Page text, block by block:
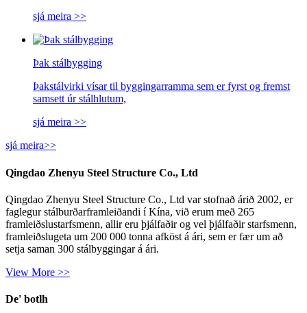
sjá meira >>
Þak stálbygging
Þakstálvirki vísar til byggingarramma sem er fyrst og fremst
samsett úr stálhlutum,
sjá meira >>
sjá meira>>
Qingdao Zhenyu Steel Structure Co., Ltd
Qingdao Zhenyu Steel Structure Co., Ltd var stofnað árið 2002, er
faglegur stálburðarframleiðandi í Kína, við erum með 265
framleiðslustarfsmenn, allir eru þjálfaðir og vel þjálfaðir starfsmenn,
framleiðslugeta um 200 000 tonna afköst á ári, sem er fær um að
setja saman 300 stálbyggingar á ári.
View More >>
De' botlh